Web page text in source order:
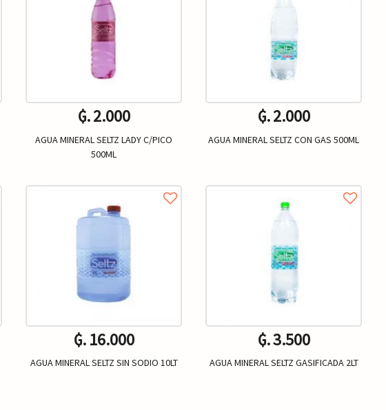
₲. 2.000
AGUA MINERAL SELTZ LADY C/PICO
500ML
₲. 16.000
AGUA MINERAL SELTZ SIN SODIO 10LT
₲. 2.000
AGUA MINERAL SELTZ CON GAS 500ML
₲. 3.500
AGUA MINERAL SELTZ GASIFICADA 2LT